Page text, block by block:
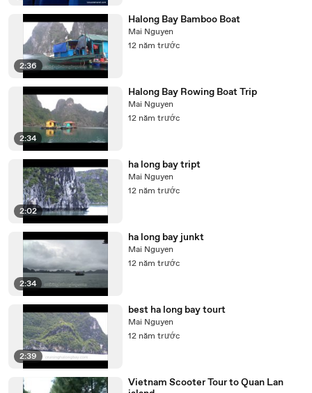
2:36
Halong Bay Bamboo Boat
Mai Nguyen
12 năm trước
2:34
Halong Bay Rowing Boat Trip
Mai Nguyen
12 năm trước
2:02
ha long bay tript
Mai Nguyen
12 năm trước
2:34
ha long bay junkt
Mai Nguyen
12 năm trước
2:39
best ha long bay tourt
Mai Nguyen
12 năm trước
Vietnam Scooter Tour to Quan Lan